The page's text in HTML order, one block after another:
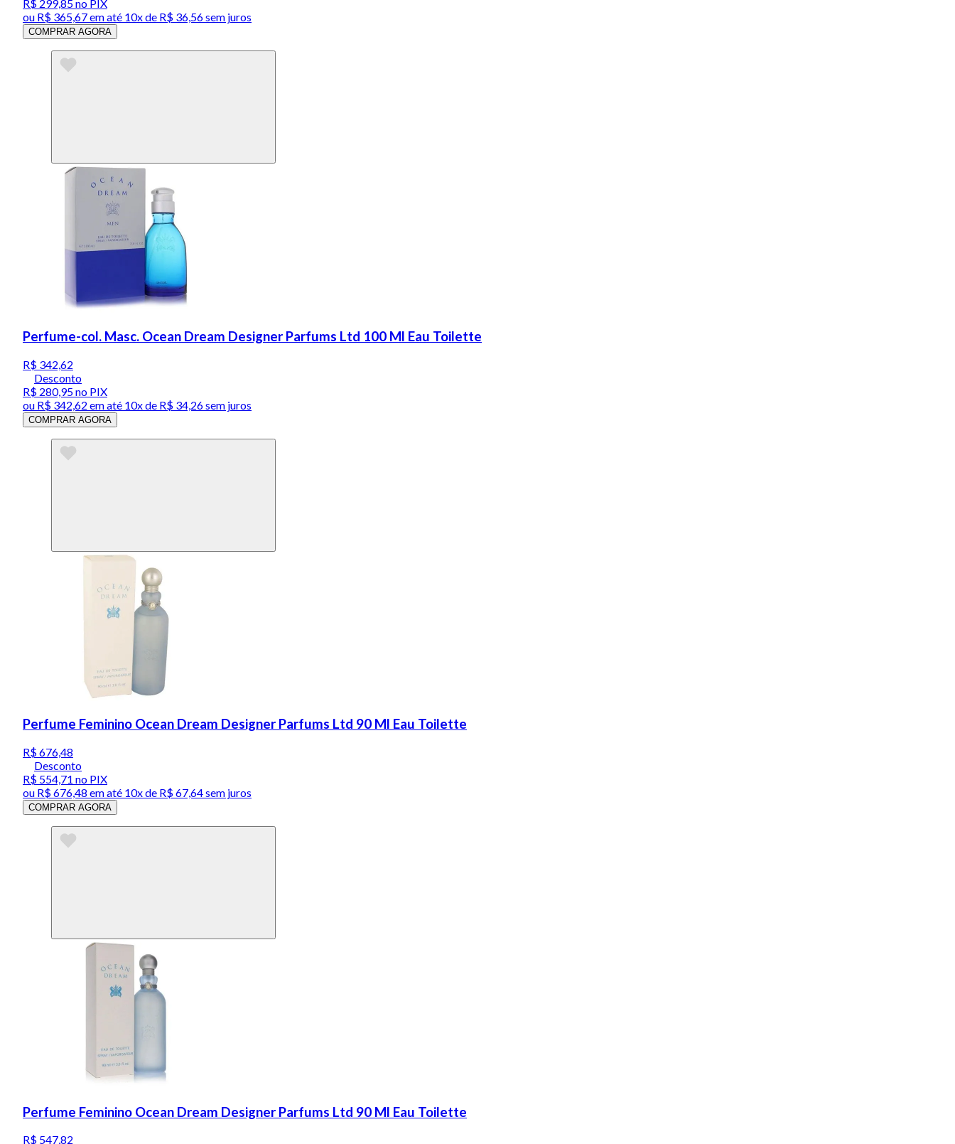
R$ 299,85no PIX
ou R$ 365,67em até 10x de R$ 36,56 sem juros
COMPRAR AGORA
Perfume-col. Masc. Ocean Dream Designer Parfums Ltd 100 Ml Eau Toilette
R$ 342,62
Desconto
R$ 280,95no PIX
ou R$ 342,62 em até 10x de R$ 34,26 sem juros
COMPRAR AGORA
Perfume Feminino Ocean Dream Designer Parfums Ltd 90 Ml Eau Toilette
R$ 676,48
Desconto
R$ 554,71 no PIX
ou R$ 676,48 em até 10x de R$ 67,64 sem juros
COMPRAR AGORA
Perfume Feminino Ocean Dream Designer Parfums Ltd 90 Ml Eau Toilette
R$ 547,82